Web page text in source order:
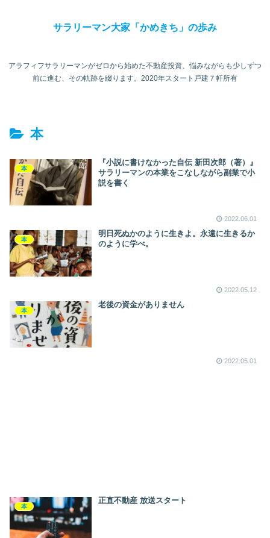
サラリーマン大家「かめきち」の歩み
アラフィフサラリーマンがゼロから始めた不動産投資、悩みながらも少しずつ
前に進む、その軌跡を綴ります。2020年スタート戸建７軒所有
本
本
『小説に書けなかった自伝 新田次郎（著）』
サラリーマンの本業をこなしながら副業で小
説を書く
2022.06.01
本
明日死ぬかのように生きよ。永遠に生きるか
のように学べ。
2022.05.12
本
老後の資金がありません
2022.05.01
本
正直不動産 放送スタート